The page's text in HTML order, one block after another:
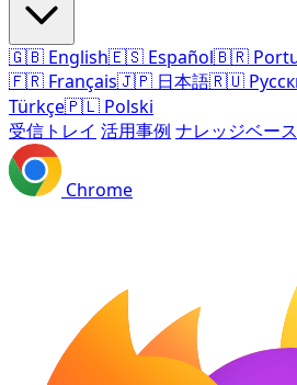
🇬🇧 English🇪🇸 Español🇧🇷
🇫🇷 Français🇯🇵 日本語🇷🇺
Türkçe🇵🇱 Polski
受信トレイ 活用事例 ナレッジベース
Chrome